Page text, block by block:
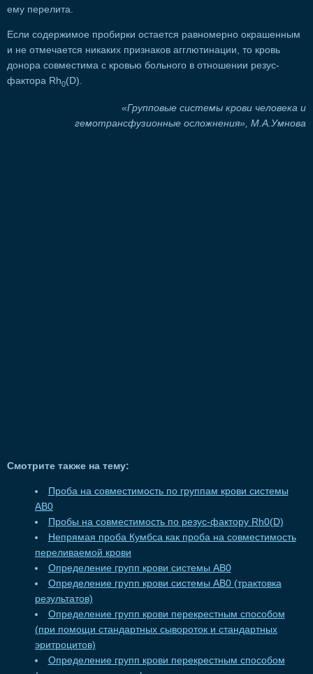
ему перелита.
Если содержимое пробирки остается равномерно окрашенным
и не отмечается никаких признаков агглютинации, то кровь
донора совместима с кровью больного в отношении резус-
фактора Rh0(D).
«Групповые системы крови человека и
гемотрансфузионные осложнения», М.А.Умнова
Смотрите также на тему:
Проба на совместимость по группам крови системы
АВ0
Пробы на совместимость по резус-фактору Rh0(D)
Непрямая проба Кумбса как проба на совместимость
переливаемой крови
Определение групп крови системы АВ0
Определение групп крови системы АВ0 (трактовка
результатов)
Определение групп крови перекрестным способом
(при помощи стандартных сывороток и стандартных
эритроцитов)
Определение групп крови перекрестным способом